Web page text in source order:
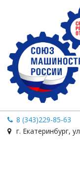
8 (343)229-85-63
г. Екатеринбург,